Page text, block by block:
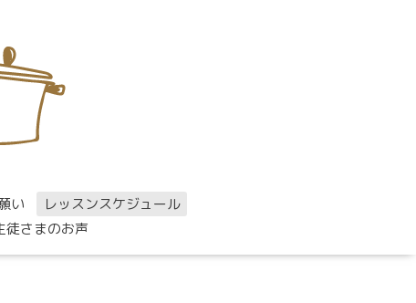
い
レッスンスケジュール
徒さまのお声